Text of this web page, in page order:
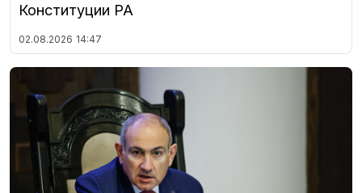
Конституции РА
02.08.2026 14:47